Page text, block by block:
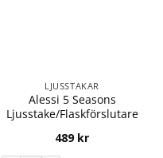
LJUSSTAKAR
Alessi 5 Seasons
Ljusstake/Flaskförslutare
489 kr